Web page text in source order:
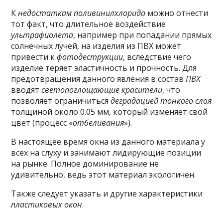
Кнедостаткам поливинилхлорида можно отнести
тот факт, что длительное воздействие
ультрафиолета, например при попадании прямых
солнечных лучей, на изделия из ПВХ может
привести кфотодеструкции, вследствие чего
изделие теряет эластичность и прочность. Для
предотвращения данного явления в составПВХ
вводятсветопоглощающие красители, что
позволяет ограничитьсядеградацией тонкого слоя
толщиной около 0.05 мм, который изменяет свой
цвет (процесс «отбеливания»).
В настоящее время окна из данного материала у
всех на слуху и занимают лидирующие позиции
на рынке. Полное доминирование не
удивительно, ведь этот материал экологичен.
Также следует указать и другие характеристики
пластиковых окон.